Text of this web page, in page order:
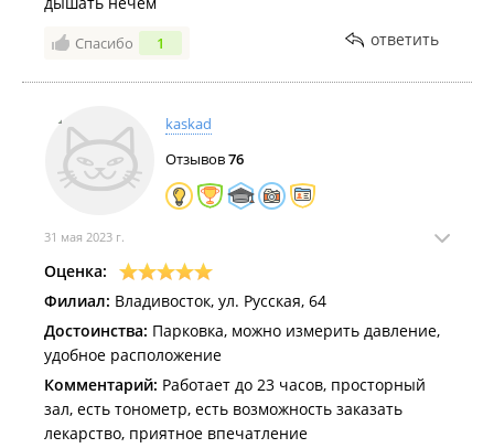
Спасибо 1 ответить
kaskad
Отзывов76
31 мая 2023 г.
Оценка:
Филиал: Владивосток, ул. Русская, 64
Достоинства: Парковка, можно измерить давление,
удобное расположение
Комментарий: Работает до 23 часов, просторный
зал, есть тонометр, есть возможность заказать
лекарство, приятное впечатление